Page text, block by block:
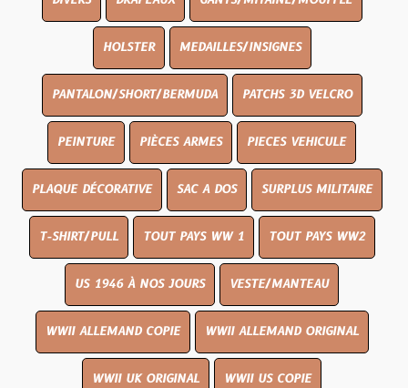
HOLSTER MEDAILLES/INSIGNES
PANTALON/SHORT/BERMUDA PATCHS 3D VELCRO
PEINTURE PIÈCES ARMES PIECES VEHICULE
PLAQUE DÉCORATIVE SAC A DOS SURPLUS MILITAIRE
T-SHIRT/PULL TOUT PAYS WW 1 TOUT PAYS WW2
US 1946 À NOS JOURS VESTE/MANTEAU
WWII ALLEMAND COPIE WWII ALLEMAND ORIGINAL
WWII UK ORIGINAL WWII US COPIE